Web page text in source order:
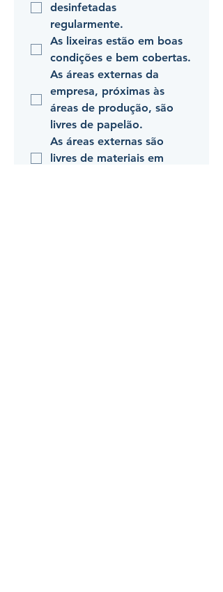
desinfetadas
regularmente.
As lixeiras estão em boas
condições e bem cobertas.
As áreas externas da
empresa, próximas às
áreas de produção, são
livres de papelão.
As áreas externas são
livres de materiais em